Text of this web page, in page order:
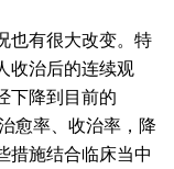
有很大改变。特
收治后的连续观
下降到目前的
愈率、收治率，降
措施结合临床当中